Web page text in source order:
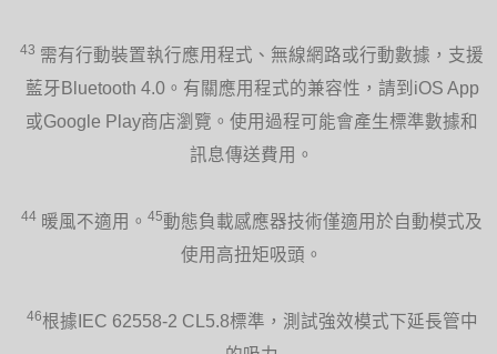
43 需有行動裝置執行應用程式、無線網路或行動數據，支援
藍牙Bluetooth 4.0。有關應用程式的兼容性，請到iOS App
或Google Play商店瀏覽。使用過程可能會產生標準數據和
訊息傳送費用。
44 暖風不適用。 45動態負載感應器技術僅適用於自動模式及
使用高扭矩吸頭。
46根據IEC 62558-2 CL5.8標準，測試強效模式下延長管中